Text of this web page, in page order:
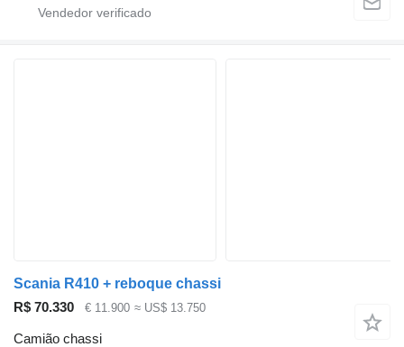
Scania R410 + reboque chassi
R$ 70.330
€ 11.900 ≈ US$ 13.750
Camião chassi